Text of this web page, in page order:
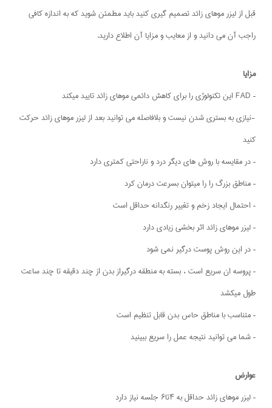
قبل از لیزر موهای زائد تصمیم گیری کنید باید مطمئن شوید که به اندازه کافی
راجب آن می دانید و از معایب و مزایا آن اطلاع دارید.
مزایا
– FAD این تکنولوژی را برای کاهش دائمی موهای زائد تایید میکند
-نیازی به بستری شدن نیست و بلافاصله می توانید بعد از لیزر موهای زائد حرکت
کنید
– در مقایسه با روش های دیگر درد و ناراحتی کمتری دارد
– مناطق بزرگ را را میتوان بسرعت درمان کرد
– احتمال ایجاد زخم و تغییر رنگدانه حداقل است
– لیزر موهای زائد اثر بخشی زیادی دارد
– در این روش پوست درگیر نمی شود
– پروسه ان سریع است ، بسته به منطقه درگیراز بدن از چند دقیقه تا چند ساعت
طول میکشد
– متناسب با مناطق حاس بدن قابل تنظیم است
– شما می توانید نتیجه عمل را سریع ببینید
عوارض
– لیزر موهای زائد حداقل به ۴تا۶ جلسه نیاز دارد